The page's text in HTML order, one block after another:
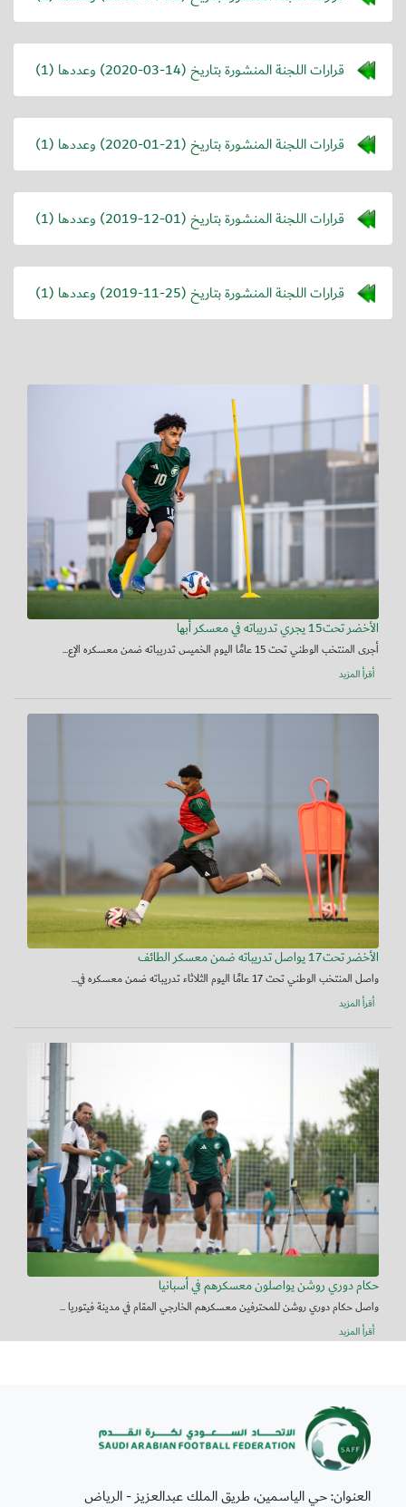
قرارات اللجنة المنشورة بتاريخ (2020-03-14) وعددها (1)
قرارات اللجنة المنشورة بتاريخ (2020-01-21) وعددها (1)
قرارات اللجنة المنشورة بتاريخ (2019-12-01) وعددها (1)
قرارات اللجنة المنشورة بتاريخ (2019-11-25) وعددها (1)
الأخضر تحت15 يجري تدريباته في معسكر أبها
أجرى المنتخب الوطني تحت 15 عامًا اليوم الخميس تدريباته ضمن معسكره الإع...
أقرأ المزيد
الأخضر تحت17 يواصل تدريباته ضمن معسكر الطائف
واصل المنتخب الوطني تحت 17 عامًا اليوم الثلاثاء تدريباته ضمن معسكره في...
أقرأ المزيد
حكام دوري روشن يواصلون معسكرهم في أسبانيا
واصل حكام دوري روشن للمحترفين معسكرهم الخارجي المقام في مدينة فيتوريا ...
أقرأ المزيد
العنوان: حي الياسمين، طريق الملك عبدالعزيز - الرياض